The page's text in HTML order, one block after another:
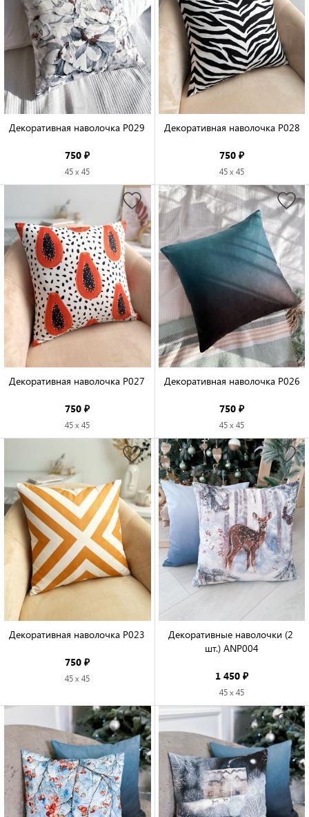
Декоративная наволочка P029
750 ₽
45 x 45
Декоративная наволочка P028
750 ₽
45 x 45
Декоративная наволочка P027
750 ₽
45 x 45
Декоративная наволочка P026
750 ₽
45 x 45
Декоративная наволочка P023
750 ₽
45 x 45
Декоративные наволочки (2
шт.) ANP004
1 450 ₽
45 x 45